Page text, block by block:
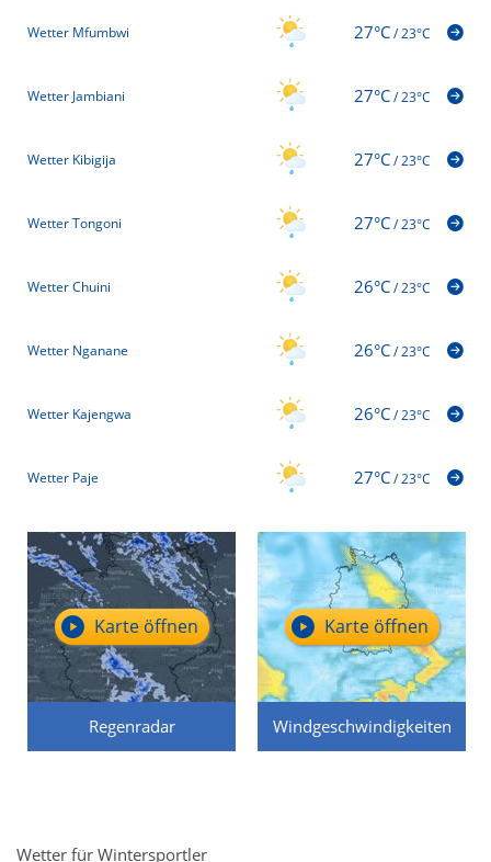
Wetter Mfumbwi 27°C/23°C
Wetter Jambiani 27°C/23°C
Wetter Kibigija 27°C/23°C
Wetter Tongoni 27°C/23°C
Wetter Chuini 26°C/23°C
Wetter Nganane 26°C/23°C
Wetter Kajengwa 26°C/23°C
Wetter Paje 27°C/23°C
Regenradar
Karte öffnen
Windgeschwindigkeiten
Karte öffnen
Wetter für Wintersportler